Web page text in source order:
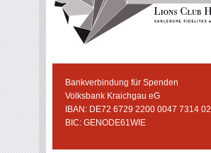
Bankverbindung für Spenden
Volksbank Kraichgau eG
IBAN: DE72 6729 2200 0047 7314 02
BIC: GENODE61WIE